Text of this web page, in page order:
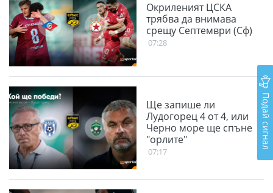
Окриленият ЦСКА
трябва да внимава
срещу Септември (Сф)
07:28
Ще запише ли
Лудогорец 4 от 4, или
Черно море ще спъне
"орлите"
07:17
Подай сигнал